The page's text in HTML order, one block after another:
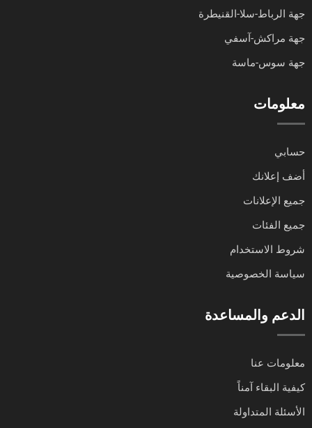
جهة الرباط-سلا-القنيطرة
جهة مراكش-آسفي
جهة سوس-ماسة
معلومات
حسابي
أضف إعلانك
جميع الإعلانات
جميع الفئات
شروط الاستخدام
سياسة الخصوصية
الدعم والمساعدة
معلومات عنا
كيفية البقاء آمناً
الأسئلة المتداولة